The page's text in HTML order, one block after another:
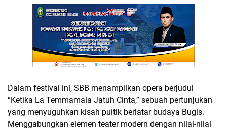
Dalam festival ini, SBB menampilkan opera berjudul
“Ketika La Temmamala Jatuh Cinta,” sebuah pertunjukan
yang menyuguhkan kisah puitik berlatar budaya Bugis.
Menggabungkan elemen teater modern dengan nilai-nilai